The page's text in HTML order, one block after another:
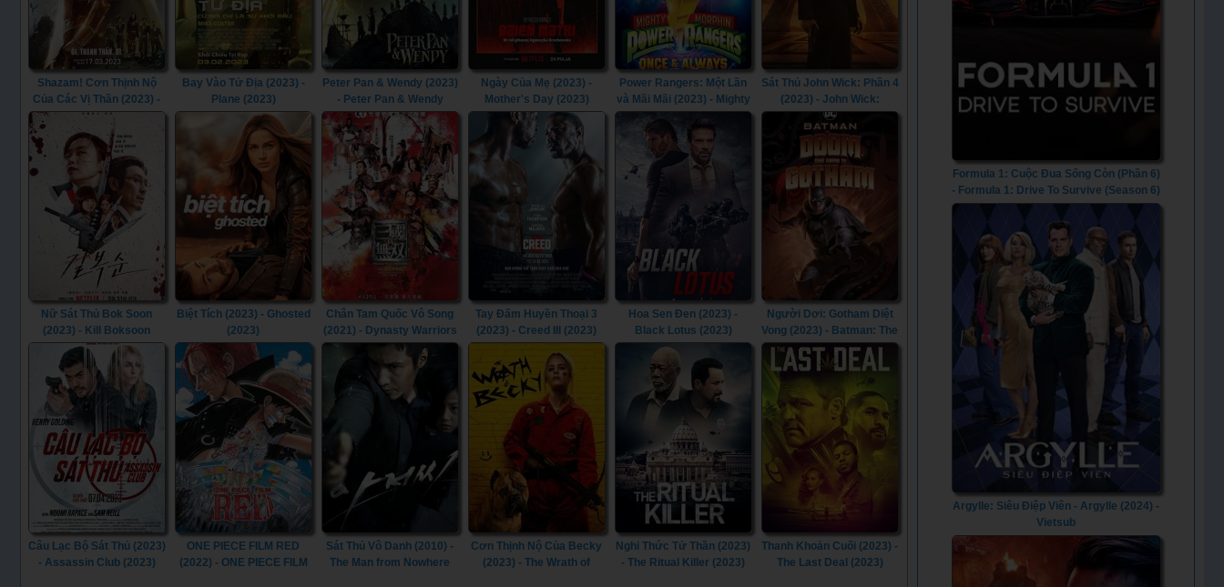
Shazam! Cơn Thịnh Nộ
Của Các Vị Thần (2023) -
Shazam! Fury of the Gods
(2023)
Bay Vào Tử Địa (2023) -
Plane (2023)
Peter Pan & Wendy (2023)
- Peter Pan & Wendy
(2023)
Ngày Của Mẹ (2023) -
Mother's Day (2023)
Power Rangers: Một Lần
và Mãi Mãi (2023) - Mighty
Morphin Power Rangers:
Once & Always (2023)
Sát Thủ John Wick: Phần 4
(2023) - John Wick:
Chapter 4 (2023)
Nữ Sát Thủ Bok Soon
(2023) - Kill Boksoon
(2023)
Biệt Tích (2023) - Ghosted
(2023)
Chân Tam Quốc Vô Song
(2021) - Dynasty Warriors
(2021)
Tay Đấm Huyền Thoại 3
(2023) - Creed III (2023)
Hoa Sen Đen (2023) -
Black Lotus (2023)
Người Dơi: Gotham Diệt
Vong (2023) - Batman: The
Doom That Came to
Gotham (2023)
Câu Lạc Bộ Sát Thủ (2023)
- Assassin Club (2023)
ONE PIECE FILM RED
(2022) - ONE PIECE FILM
Sát Thủ Vô Danh (2010) -
The Man from Nowhere
Cơn Thịnh Nộ Của Becky
(2023) - The Wrath of
Nghi Thức Tử Thần (2023)
- The Ritual Killer (2023)
Thanh Khoản Cuối (2023) -
The Last Deal (2023)
Formula 1: Cuộc Đua Sống Còn (Phần 6)
- Formula 1: Drive To Survive (Season 6)
(2024) - Vietsub
Argylle: Siêu Điệp Viên - Argylle (2024) -
Vietsub